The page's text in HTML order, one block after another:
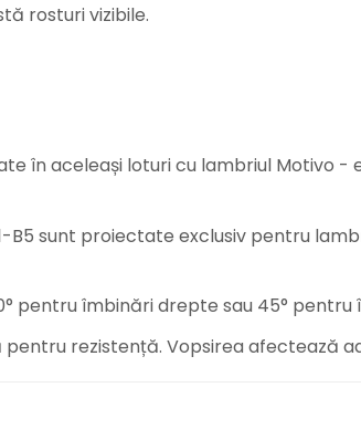
rosturi vizibile.
în aceleași loturi cu lambriul Motivo -
B5 sunt proiectate exclusiv pentru
pentru îmbinări drepte sau 45°
rezistență. Vopsirea afectează